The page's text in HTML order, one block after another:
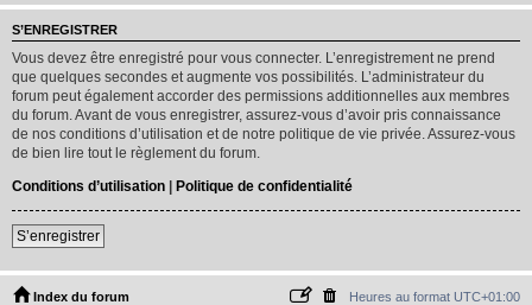
S’ENREGISTRER
Vous devez être enregistré pour vous connecter. L’enregistrement ne prend
que quelques secondes et augmente vos possibilités. L’administrateur du
forum peut également accorder des permissions additionnelles aux membres
du forum. Avant de vous enregistrer, assurez-vous d’avoir pris connaissance
de nos conditions d’utilisation et de notre politique de vie privée. Assurez-vous
de bien lire tout le règlement du forum.
Conditions d’utilisation | Politique de confidentialité
S’enregistrer
Index du forum Heures au format UTC+01:00